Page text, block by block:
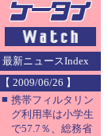
最新ニュースIndex
【 2009/06/26 】
■ 携帯フィルタリン
グ利用率は小学生
で57.7％、総務省